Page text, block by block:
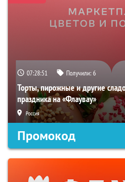
07:28:50 Получили:6
Торты, пирожные и другие
праздника на «Флаувау»
Россия
Промокод